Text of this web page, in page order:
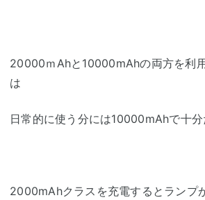
20000ｍAhと10000mAhの両方を利
は
日常的に使う分には10000mAhで十分
2000mAhクラスを充電するとランプ